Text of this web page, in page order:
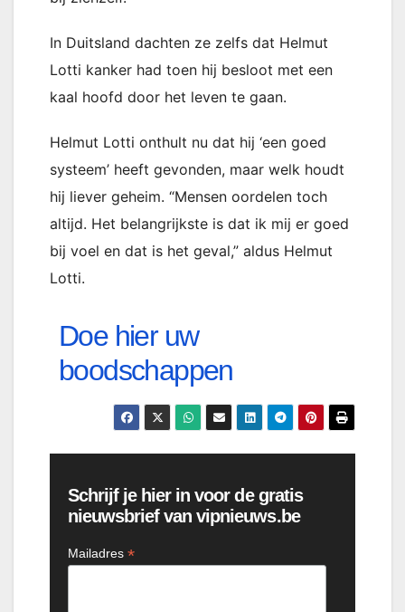
In Duitsland dachten ze zelfs dat Helmut
Lotti kanker had toen hij besloot met een
kaal hoofd door het leven te gaan.
Helmut Lotti onthult nu dat hij ‘een goed
systeem’ heeft gevonden, maar welk houdt
hij liever geheim. “Mensen oordelen toch
altijd. Het belangrijkste is dat ik mij er goed
bij voel en dat is het geval,” aldus Helmut
Lotti.
Doe hier uw
boodschappen
Schrijf je hier in voor de gratis
nieuwsbrief van vipnieuws.be
Mailadres *